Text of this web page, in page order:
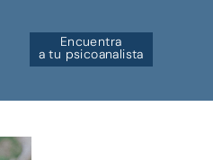
Encuentra
a tu psicoanalista